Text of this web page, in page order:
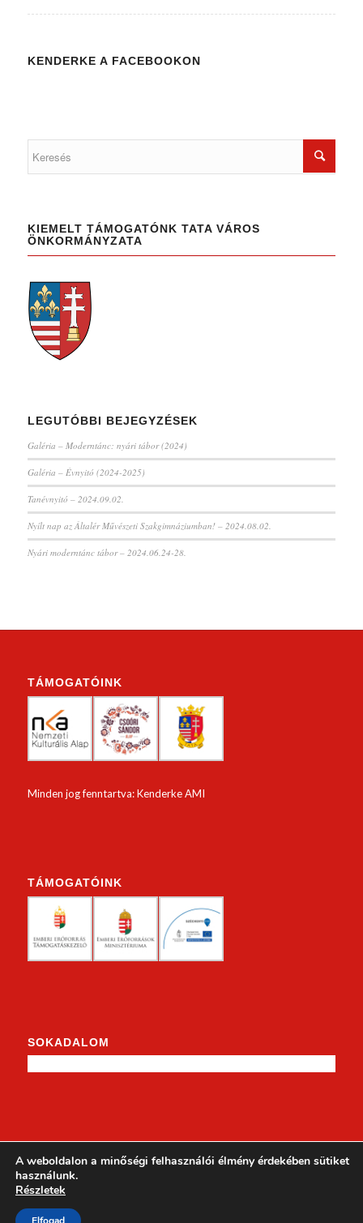
KENDERKE A FACEBOOKON
KIEMELT TÁMOGATÓNK TATA VÁROS
ÖNKORMÁNYZATA
LEGUTÓBBI BEJEGYZÉSEK
Galéria – Moderntánc: nyári tábor (2024)
Galéria – Évnyitó (2024-2025)
Tanévnyitó – 2024.09.02.
Nyílt nap az Általér Művészeti Szakgimnáziumban! – 2024.08.02.
Nyári moderntánc tábor – 2024.06.24-28.
TÁMOGATÓINK
Minden jog fenntartva: Kenderke AMI
TÁMOGATÓINK
SOKADALOM
A weboldalon a minőségi felhasználói élmény érdekében sütiket
használunk.
Részletek